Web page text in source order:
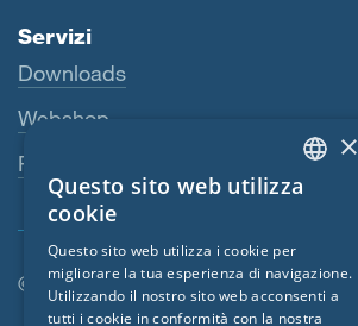
Servizi
Downloads
Webshop
Persona di riferimento
© SIGA 2026
ENGLISH
FRENCH
CZECH
×
Questo sito web utilizza
cookie
Questo sito web utilizza i cookie per
migliorare la tua esperienza di navigazione.
Utilizzando il nostro sito web acconsenti a
tutti i cookie in conformità con la nostra